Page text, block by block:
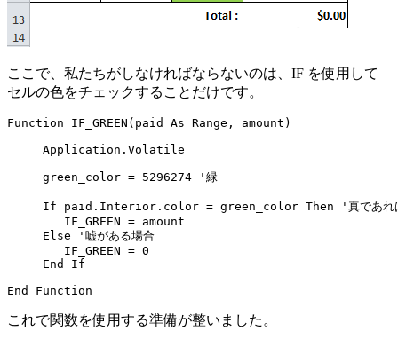
ここで、私たちがしなければならないのは、IF を使用して
セルの色をチェックすることだけです。
Function IF_GREEN(paid As Range, amount)
     Application.Volatile
     green_color = 5296274 '緑
If paid.Interior.color = green_color Then '真であれ
        IF_GREEN = amount
     Else '嘘がある場合
        IF_GREEN = 0
     End If
これで関数を使用する準備が整いました。